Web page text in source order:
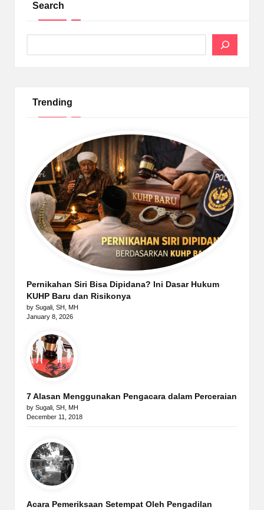
Search
Trending
Pernikahan Siri Bisa Dipidana? Ini Dasar Hukum
KUHP Baru dan Risikonya
by Sugali, SH, MH
January 8, 2026
7 Alasan Menggunakan Pengacara dalam Perceraian
by Sugali, SH, MH
December 11, 2018
Acara Pemeriksaan Setempat Oleh Pengadilan